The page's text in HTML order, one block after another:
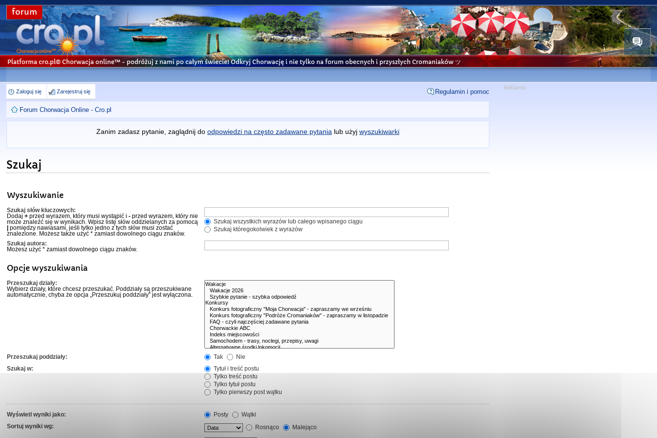
forum
Platforma cro.pl© Chorwacja online™ - podróżuj z nami po całym świecie! Odkryj Chorwację i nie tylko na forum obecnych i przyszłych Cromaniaków ツ
Zaloguj się Zarejestruj się Regulamin i pomoc
Forum Chorwacja Online - Cro.pl
Zanim zadasz pytanie, zaglądnij do odpowiedzi na często zadawane pytania lub użyj wyszukiwarki
Szukaj
Wyszukiwanie
Szukaj słów kluczowych:
Dodaj+ przed wyrazem, który musi wystąpić i- przed wyrazem, który nie
może znaleźć się w wynikach. Wpisz listę słów oddzielanych za pomocą
| pomiędzy nawiasami, jeśli tylko jedno z tych słów musi zostać
znalezione. Możesz także użyć * zamiast dowolnego ciągu znaków.
Szukaj wszystkich wyrazów lub całego wpisanego ciągu
Szukaj któregokolwiek z wyrazów
Szukaj autora:
Możesz użyć * zamiast dowolnego ciągu znaków.
Opcje wyszukiwania
Przeszukaj działy:
Wybierz działy, które chcesz przeszukać. Poddziały są przeszukiwane
automatycznie, chyba że opcja „Przeszukuj poddziały” jest wyłączona.
Przeszukaj poddziały: Tak
Nie
Szukaj w:
Tytuł i treść postu
Tylko treść postu
Tylko tytuł postu
Tylko pierwszy post wątku
Wyświetl wyniki jako: Posty
Wątki
Sortuj wyniki wg:
Rosnąco
Malejąco